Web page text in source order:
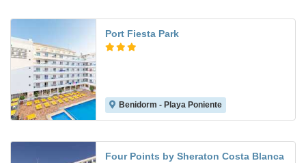
Port Fiesta Park
Benidorm - Playa Poniente
Four Points by Sheraton Costa Blanca